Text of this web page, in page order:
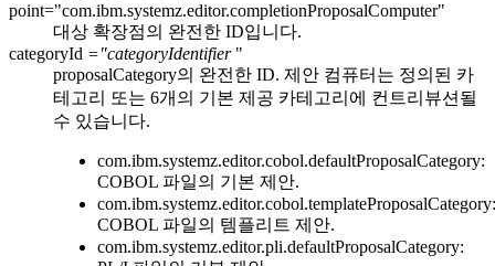
point="com.ibm.systemz.editor.completionProposalComputer"
대상 확장점의 완전한 ID입니다.
categoryId ="categoryIdentifier"
proposalCategory의 완전한 ID. 제안 컴퓨터는 정의된 카
테고리 또는 6개의 기본 제공 카테고리에 컨트리뷰션될
수 있습니다.
com.ibm.systemz.editor.cobol.defaultProposalCategory:
COBOL 파일의 기본 제안.
com.ibm.systemz.editor.cobol.templateProposalCategory:
COBOL 파일의 템플리트 제안.
com.ibm.systemz.editor.pli.defaultProposalCategory: